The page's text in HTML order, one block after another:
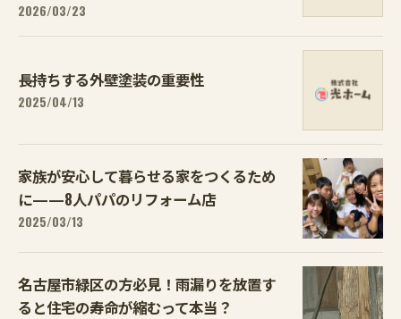
2026/03/23
長持ちする外壁塗装の重要性
2025/04/13
家族が安心して暮らせる家をつくるため
に——8人パパのリフォーム店
2025/03/13
名古屋市緑区の方必見！雨漏りを放置す
ると住宅の寿命が縮むって本当？